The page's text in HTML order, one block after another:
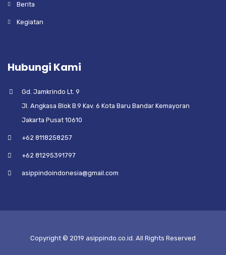
Berita
Kegiatan
Hubungi Kami
Gd. Jamkrindo Lt. 9
Jl. Angkasa Blok B.9 Kav. 6 Kota Baru Bandar Kemayoran
Jakarta Pusat 10610
+62 8118258257
+62 81295391797
asippindoindonesia@gmail.com
Copyright © 2019 asippindo.co.id. All Rights Reserved